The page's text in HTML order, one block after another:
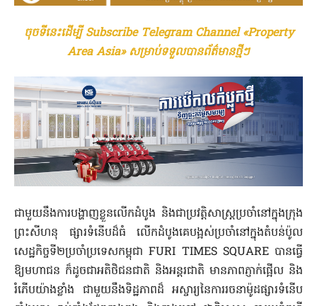
ចុចទីនេះដើម្បី Subscribe Telegram Channel «Property
Area Asia» សម្រាប់ទទួលបានព័ត៌មានថ្មីៗ
ជាមួយនឹង​ការ​បង្ហាញខ្លួន​លើកដំបូង​ និង​ជា​ប្រវត្តិសាស្ត្រ​ប្រចាំ​នៅក្នុង​ក្រុង​
ព្រះសីហនុ​ ​ផ្សារ​ទំនើប​ដ៏​ធំ​ លើកដំបូង​គេ​បង្អស់​ប្រចាំ​នៅក្នុង​តំបន់​ប៉ូល​
សេដ្ឋកិច្ច​ទី២ប្រចាំ​ប្រទេស​កម្ពុជា​ ​FURI​ ​TIMES​ ​SQUARE​ ​បាន​ធ្វើ​
ឱ្យ​មហាជន​ ​ក៏ដូចជា​អតិថិជន​ជាតិ​ និង​អន្តរជាតិ​ មាន​ភាព​ភ្ញាក់ផ្អើល​ និង​
រំភើប​យ៉ាង​ខ្លាំង​ ជាមួយនឹង​ទិដ្ឋភាព​ដ៏​ អស្ចារ្យ​នៃ​ការរចនា​ម៉ូដ​ផ្សារ​ទំនើប​